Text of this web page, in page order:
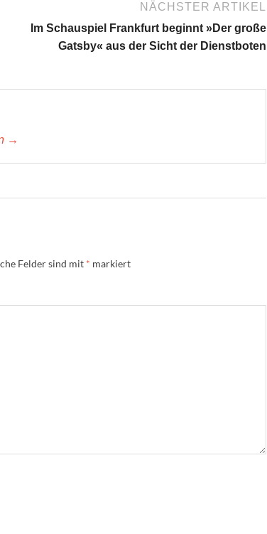
NÄCHSTER ARTIKEL
Im Schauspiel Frankfurt beginnt »Der große
Gatsby« aus der Sicht der Dienstboten
→
Felder sind mit * markiert